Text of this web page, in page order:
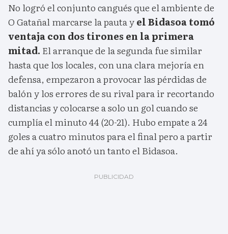
No logró el conjunto cangués que el ambiente de
O Gatañal marcarse la pauta yel Bidasoa tomó
ventaja con dos tirones en la primera
mitad. El arranque de la segunda fue similar
hasta que los locales, con una clara mejoría en
defensa, empezaron a provocar las pérdidas de
balón y los errores de su rival para ir recortando
distancias y colocarse a solo un gol cuando se
cumplía el minuto 44 (20-21). Hubo empate a 24
goles a cuatro minutos para el final pero a partir
de ahí ya sólo anotó un tanto el Bidasoa.